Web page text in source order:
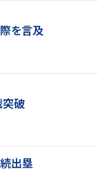
を言及
突破
出塁